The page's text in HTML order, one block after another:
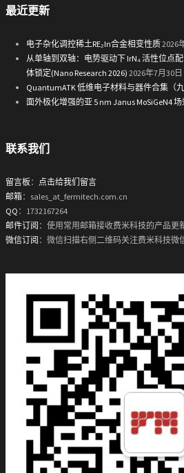
最近更新
电子杂化调控稀土RE₂In合金相变性质2026
从单轴到双轴：电势驱动下 IrN₄ 活性位点
体锁定(Nano Research 2026) 2026年7月30日
QuantumATK 低维电子材料与器件合集（九
面外极化增强的亚 5 nm Janus MoSiGeN4
联系我们
留言板 ： 点击给我们留言
邮箱：sales_at_fermitech.com.cn
QQ ：1732167264
邮件订阅 ：使用常用邮箱接收费米科技的产品更
微信订阅 ：微信扫描右侧二维码关注费米科技微